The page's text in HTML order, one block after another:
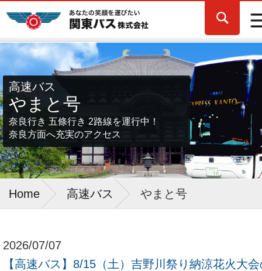
高速バス
やまと号
奈良行き 五條行き 2路線を運行中！
奈良方面へ充実のアクセス
Home 高速バス やまと号
2026/07/07
【高速バス】8/15（土）吉野川祭り納涼花火大